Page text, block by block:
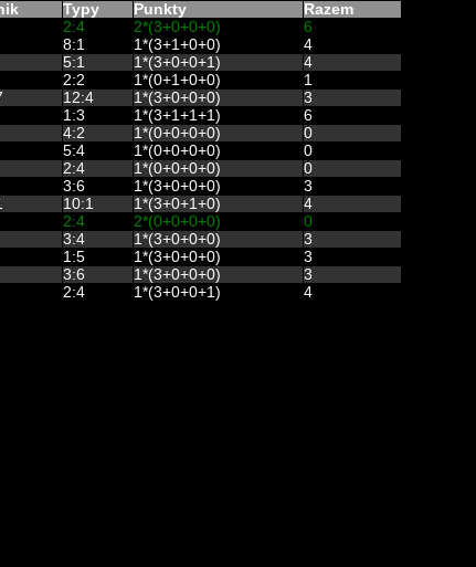
Typy Punkty
Razem
2:4 2*(3+0+0+0)
6
8:1 1*(3+1+0+0)
4
5:1 1*(3+0+0+1)
4
2:2 1*(0+1+0+0)
1
12:4 1*(3+0+0+0)
3
1:3 1*(3+1+1+1)
6
4:2 1*(0+0+0+0)
0
5:4 1*(0+0+0+0)
0
2:4 1*(0+0+0+0)
0
3:6 1*(3+0+0+0)
3
10:1 1*(3+0+1+0)
4
2:4 2*(0+0+0+0)
0
3:4 1*(3+0+0+0)
3
1:5 1*(3+0+0+0)
3
3:6 1*(3+0+0+0)
3
2:4 1*(3+0+0+1) 4